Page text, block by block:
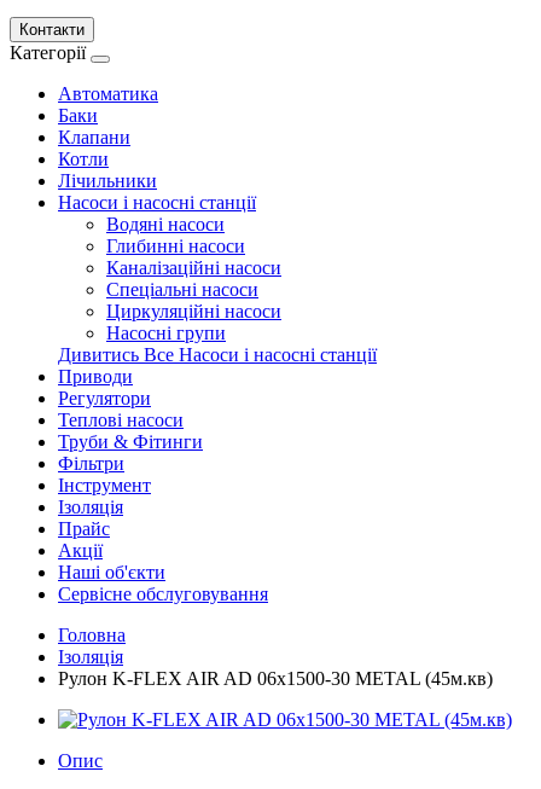
Контакти
Категорії
Автоматика
Баки
Клапани
Котли
Лічильники
Насоси і насосні станції
Водяні насоси
Глибинні насоси
Каналізаційні насоси
Спеціальні насоси
Циркуляційні насоси
Насосні групи
Дивитись Все Насоси і насосні станції
Приводи
Регулятори
Теплові насоси
Труби & Фітинги
Фільтри
Інструмент
Ізоляція
Прайс
Акції
Наші об'єкти
Сервісне обслуговування
Головна
Ізоляція
Рулон K-FLEX AIR AD 06x1500-30 METAL (45м.кв)
Опис